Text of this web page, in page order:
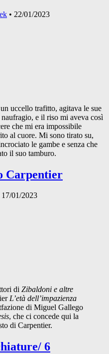
• 22/01/2023
uccello trafitto, agitava le sue
e il riso mi aveva così
che mi era impossibile
al cuore. Mi sono tirato su,
le gambe e senza che
il suo tamburo.
Carpentier
17/01/2023
di Zibaldoni e altre
L’età dell’impazienza
di Miguel Gallego
, che ci concede qui la
di Carpentier.
6